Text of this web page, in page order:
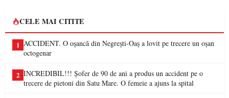
CELE MAI CITITE
1 ACCIDENT. O oșancă din Negrești-Oaș a lovit pe trecere un oșan
octogenar
2 INCREDIBIL!!! Șofer de 90 de ani a produs un accident pe o
trecere de pietoni din Satu Mare. O femeie a ajuns la spital